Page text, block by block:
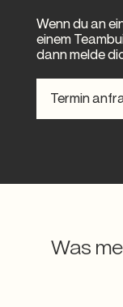
Wenn du an
einem
dann melde
Termin
Was